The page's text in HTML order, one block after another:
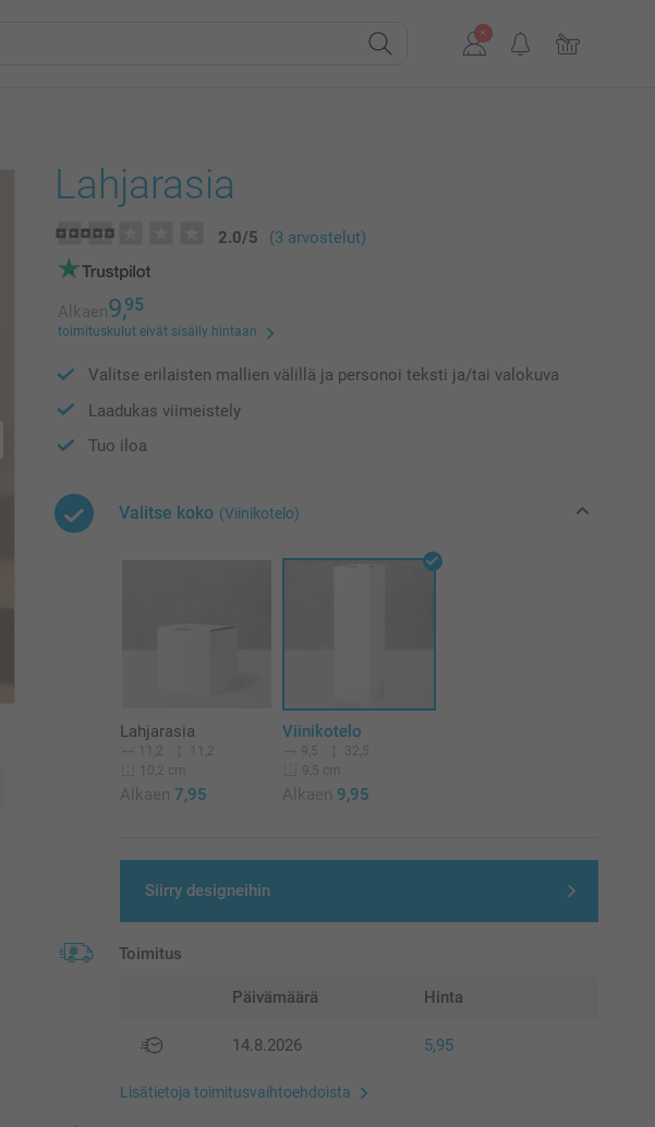
Lahjarasia
2.0/5 (3 arvostelut)
Alkaen9,95
toimituskulut eivät sisälly hintaan
Valitse erilaisten mallien välillä ja personoi teksti ja/tai valokuva
Laadukas viimeistely
Tuo iloa
Valitse koko (Viinikotelo)
Lahjarasia
11,2
11,2
10,2 cm
Alkaen 7,95
Viinikotelo
9,5
32,5
9,5 cm
Alkaen 9,95
Siirry designeihin
Toimitus
Päivämäärä Hinta
14.8.2026 5,95
Lisätietoja toimitusvaihtoehdoista